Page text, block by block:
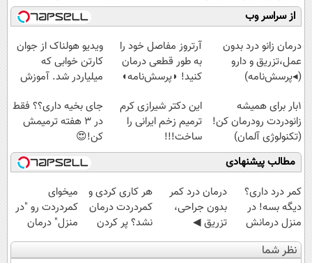
" دوره رایگان "
میلیاردر شد.
آموزش رایگان
رایگان درآمد
میلیاردی)
کنید!
◗پرسش‌نامه◖
از سراسر وب
درمان زانو درد بدون
عمل،تزریق و دارو
(◂پرسش‌نامه)
آرتروز مفاصل خود را
به طور قطعی درمان
کنید! ◗پرسش‌نامه◖
ویدیو هولناک از جوان
کارتن خوابی که
میلیاردر شد. آموزش
1بار برای همیشه
زانودردت رودرمان کن!
(تکنولوژی آلمان)
◂پرسشنامه▸
این دکتر شیرازی کرم
ترمیم زخم ایرانی را
ساخت!!!
جای بخیه داری؟؟ فقط
در 3 هفته ترمیمش
کن!😍
مطالب پیشنهادی
کمر درد داری؟
دیگه بسه! در
منزل درمانش
کن
(◀پرسش‌نامه)
درمان درد کمر
بدون جراحی،
تزریق ◀
پرسش‌نامه رو پر
کن ▶
هر کاری کردی و
کمردردت درمان
نشد؟ پر کردن
پرسشنامه و
دریافت راه حل
میخوای
کمردردت رو "در
منزل" درمان
کنی؟ (◂فیلم +
◂پرسش‌نامه)
نظر شما